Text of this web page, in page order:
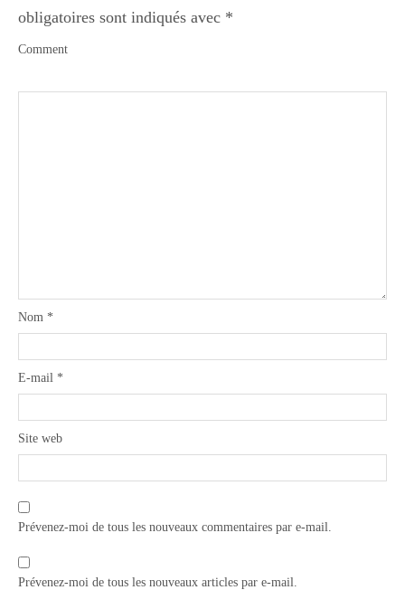
obligatoires sont indiqués avec *
Comment
Nom *
E-mail *
Site web
Prévenez-moi de tous les nouveaux commentaires par e-mail.
Prévenez-moi de tous les nouveaux articles par e-mail.